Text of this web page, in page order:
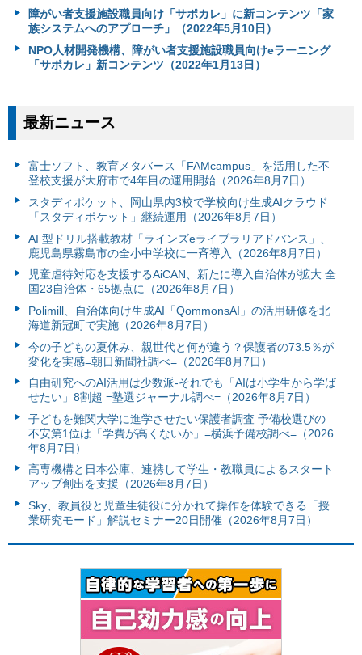
障がい者支援施設職員向け「サポカレ」に新コンテンツ「家
族システムへのアプローチ」（2022年5月10日）
NPO人材開発機構、障がい者支援施設職員向けeラーニング
「サポカレ」新コンテンツ（2022年1月13日）
最新ニュース
富⼠ソフト、教育メタバース「FAMcampus」を活用した不
登校支援が大府市で4年目の運用開始（2026年8月7日）
スタディポケット、岡山県内3校で学校向け生成AIクラウド
「スタディポケット」継続運用（2026年8月7日）
AI 型ドリル搭載教材「ラインズeライブラリアドバンス」、
鹿児島県霧島市の全小中学校に一斉導入（2026年8月7日）
児童虐待対応を支援するAiCAN、新たに導入自治体が拡大 全
国23自治体・65拠点に（2026年8月7日）
Polimill、自治体向け生成AI「QommonsAI」の活用研修を北
海道新冠町で実施（2026年8月7日）
今の子どもの夏休み、親世代と何が違う？保護者の73.5％が
変化を実感=朝日新聞社調べ=（2026年8月7日）
自由研究へのAI活用は少数派-それでも「AIは小学生から学ば
せたい」8割超 =塾選ジャーナル調べ=（2026年8月7日）
子どもを難関大学に進学させたい保護者調査 予備校選びの
不安第1位は「学費が高くないか」=横浜予備校調べ=（2026
年8月7日）
高専機構と日本公庫、連携して学生・教職員によるスタート
アップ創出を支援（2026年8月7日）
Sky、教員役と児童生徒役に分かれて操作を体験できる「授
業研究モード」解説セミナー20日開催（2026年8月7日）